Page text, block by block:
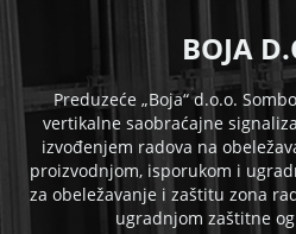
BOJA
Preduzeće „Boja“ d.o.o.
vertikalne saobraćajne
izvođenjem radova na
proizvodnjom, isporukom i
za obeležavanje i zaštitu zona
ugradnjom zaštitne